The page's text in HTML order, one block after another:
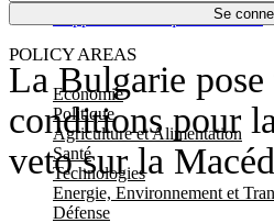
Se
POLICY AREAS
Economie
Politique
Agriculture et Alimentation
Santé
Technologies
Energie, Environnement et
Défense
Économie
La Bulgarie pose
conditions pour
veto sur la